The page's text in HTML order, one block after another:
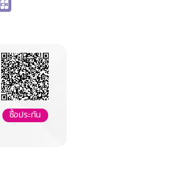
ซื้อประกัน